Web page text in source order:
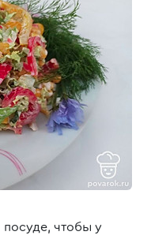
посуде, чтобы у